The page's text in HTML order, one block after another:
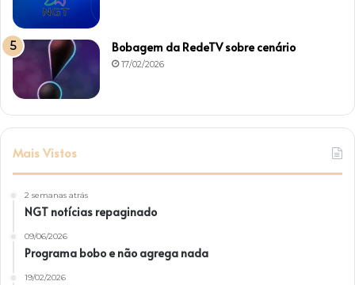
Bobagem da RedeTV sobre cenário
17/02/2026
Mais Vistos
2 semanas atrás
NGT notícias repaginado
09/06/2026
Programa bobo e não agrega nada
19/02/2026